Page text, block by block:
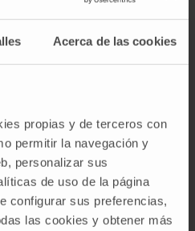
Acerca de las cookies
propias y de terceros con
permitir la navegación y
personalizar sus
de uso de la página
configurar sus preferencias,
las cookies y obtener más